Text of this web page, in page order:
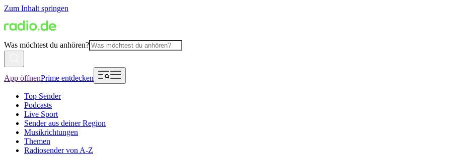
Zum Inhalt springen
Was möchtest du anhören?
App öffnenPrime entdecken
Top Sender
Podcasts
Live Sport
Sender aus deiner Region
Musikrichtungen
Themen
Radiosender von A-Z